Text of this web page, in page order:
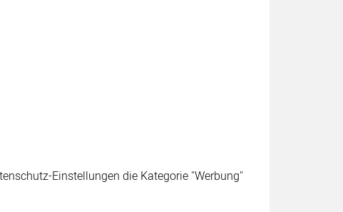
Einstellungen die Kategorie "Werbung"